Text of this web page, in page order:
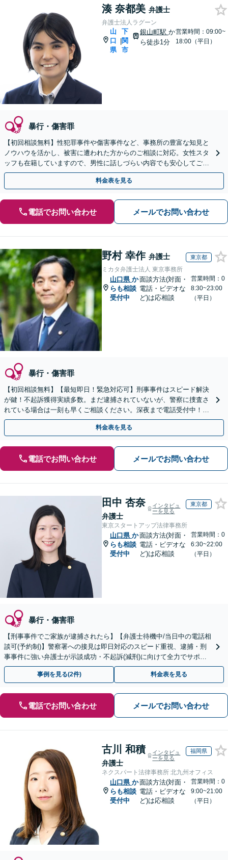
湊 奈都美 弁護士
弁護士法人ラグーン
山
口
県
|
下
関
市
銀山町駅 か
ら徒歩1分
営業時間：09:00~
18:00（平日）
暴行・傷害罪
【初回相談無料】性犯罪事件や傷害事件など、事務所の豊富な知見と
ノウハウを活かし、被害に遭われた方からのご相談に対応。女性スタ
ッフも在籍していますので、男性に話しづらい内容でも安心してご相
談ください【完全個室で対応】【休日・夜間相談可】
料金表を見る
電話でお問い合わせ メールでお問い合わせ
野村 幸作 弁護士 東京都
ミカタ弁護士法人 東京事務所
山口県 か
らも相談
受付中
面談方法(対面・
電話・ビデオな
ど)は応相談
営業時間：0
8:30~23:00
（平日）
暴行・傷害罪
【初回相談無料】【最短即日！緊急対応可】刑事事件はスピード解決
が鍵！不起訴獲得実績多数。まだ逮捕されていないが、警察に捜査さ
れている場合は一刻も早くご相談ください。深夜まで電話受付中！痴
漢／盗撮／のぞき／その他性犯罪など
料金表を見る
電話でお問い合わせ メールでお問い合わせ
田中 杏奈
弁護士
インタビュ
ーを見る
東京都
東京スタートアップ法律事務所
山口県 か
らも相談
受付中
面談方法(対面・
電話・ビデオな
ど)は応相談
営業時間：0
6:30~22:00
（平日）
暴行・傷害罪
【刑事事件でご家族が逮捕されたら】【弁護士待機中/当日中の電話相
談可(予約制)】警察署への接見は即日対応のスピード重視、逮捕・刑
事事件に強い弁護士が示談成功・不起訴(減刑)に向けて全力でサポー
トします。【加害者側の相談専門】
事例を見る(2件) 料金表を見る
電話でお問い合わせ メールでお問い合わせ
古川 和積
弁護士
インタビュ
ーを見る
福岡県
ネクスパート法律事務所 北九州オフィス
山口県 か
らも相談
受付中
面談方法(対面・
電話・ビデオな
ど)は応相談
営業時間：0
9:00~21:00
（平日）